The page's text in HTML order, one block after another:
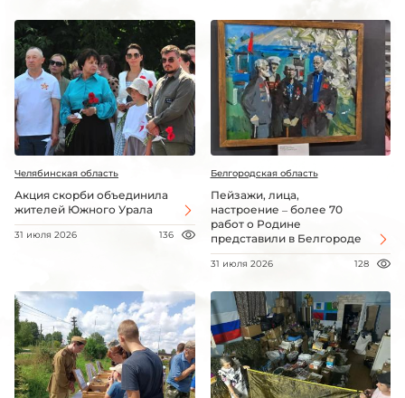
Челябинская область
Акция скорби объединила
жителей Южного Урала
31 июля 2026 136
Белгородская область
Пейзажи, лица,
настроение – более 70
работ о Родине
представили в Белгороде
31 июля 2026 128